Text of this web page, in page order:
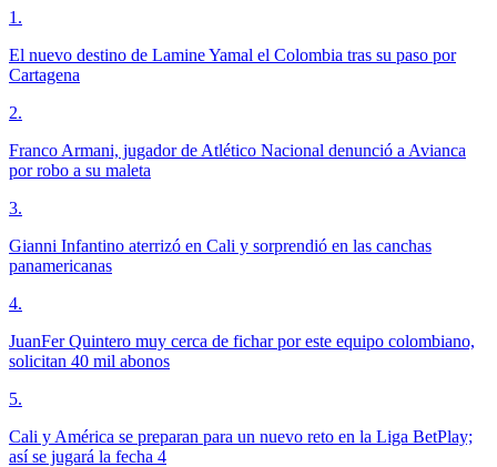
1 .
El nuevo destino de Lamine Yamal el Colombia tras su paso por
Cartagena
2.
Franco Armani, jugador de Atlético Nacional denunció a Avianca
por robo a su maleta
3.
Gianni Infantino aterrizó en Cali y sorprendió en las canchas
panamericanas
4.
JuanFer Quintero muy cerca de fichar por este equipo colombiano,
solicitan 40 mil abonos
5.
Cali y América se preparan para un nuevo reto en la Liga BetPlay;
así se jugará la fecha 4